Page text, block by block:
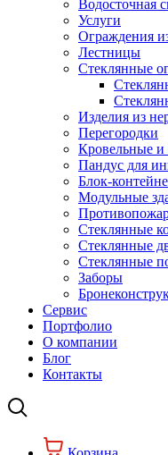
Водосточная
Услуги
Ограждения
Лестницы
Стеклянные
Изделия из
Перегородки
Кровельные и
Пандус для
Блок-
Модульные
Стеклянные
Стеклянные
Стеклянные
Заборы
Сервис
Портфолио
О компании
Блог
Контакты